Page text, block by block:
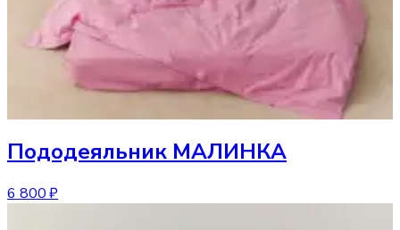
Пододеяльник МАЛИНКА
6 800 ₽